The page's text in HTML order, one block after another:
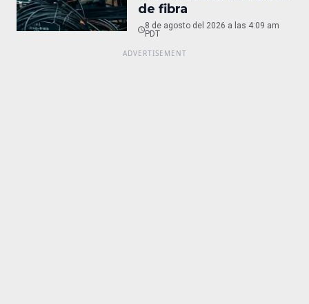
de fibra
8 de agosto del 2026 a las 4:09 am
PDT